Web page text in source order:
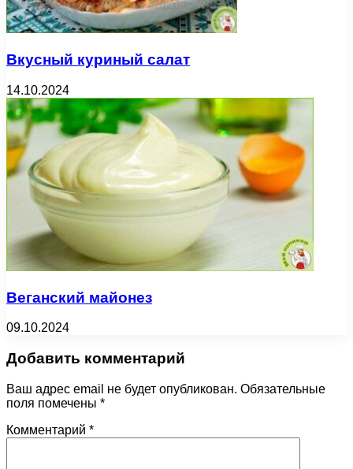
Вкусный куриный салат
14.10.2024
Веганский майонез
09.10.2024
Добавить комментарий
Ваш адрес email не будет опубликован. Обязательные
поля помечены *
Комментарий *